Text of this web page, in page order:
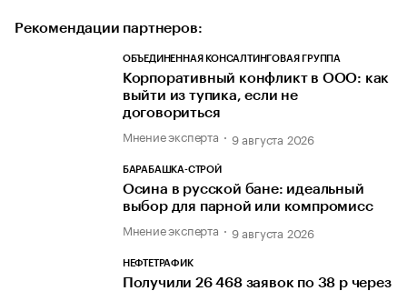
Рекомендации партнеров:
ОБЪЕДИНЕННАЯ КОНСАЛТИНГОВАЯ ГРУППА
Корпоративный конфликт в ООО: как
выйти из тупика, если не
договориться
Мнение эксперта 9 августа 2026
БАРАБАШКА-СТРОЙ
Осина в русской бане: идеальный
выбор для парной или компромисс
Мнение эксперта 9 августа 2026
НЕФТЕТРАФИК
Получили 26 468 заявок по 38 р через